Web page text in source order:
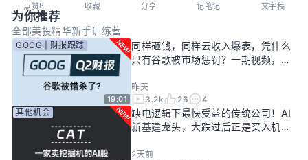
点赞8 收藏 分享 记笔记 文字稿
为你推荐
全部美投精华新手训练营
19:01
GOOG | 财报跟踪
同样砸钱，同样云收入爆表，凭什么
只有谷歌被市场惩罚？一期视频，告
昨天
3.2k
26 4
其他机会
缺电逻辑下最快受益的传统公司！AI
新基建龙头，大跌过后正是买入机
2天前